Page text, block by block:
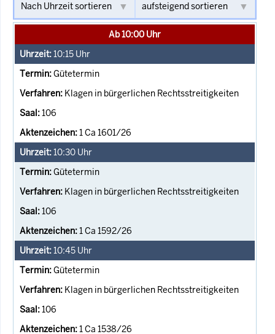
Ab 10:00 Uhr
10:15 Uhr
Gütetermin
Klagen in bürgerlichen Rechtsstreitigkeiten
106
1 Ca 1601/26
10:30 Uhr
Gütetermin
Klagen in bürgerlichen Rechtsstreitigkeiten
106
1 Ca 1592/26
10:45 Uhr
Gütetermin
Klagen in bürgerlichen Rechtsstreitigkeiten
106
1 Ca 1538/26